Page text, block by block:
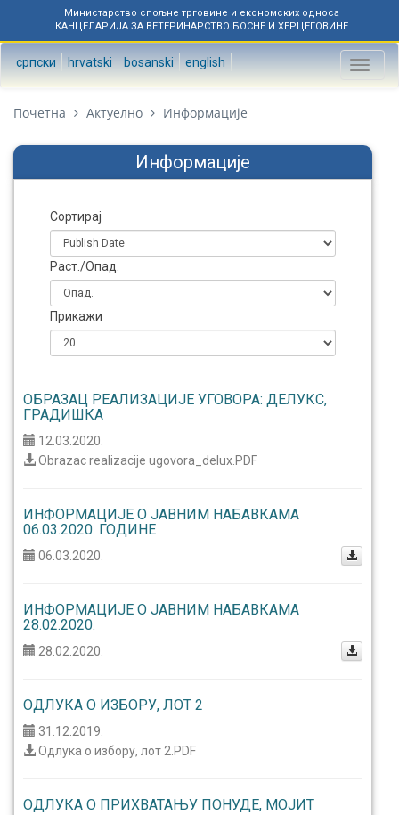
Министарство спољне трговине и економских односа
КАНЦЕЛАРИЈА ЗА ВЕТЕРИНАРСТВО БОСНЕ И ХЕРЦЕГОВИНЕ
српски hrvatski bosanski english
Toggle
Почетна Актуелно Информације
Информације
Сортирај
Раст./Опад.
Прикажи
ОБРАЗАЦ РЕАЛИЗАЦИЈЕ УГОВОРА: ДЕЛУКС,
ГРАДИШКА
12.03.2020.
Obrazac realizacije ugovora_delux.PDF
ИНФОРМАЦИЈЕ О ЈАВНИМ НАБАВКАМА
06.03.2020. ГОДИНЕ
06.03.2020.
ИНФОРМАЦИЈЕ О ЈАВНИМ НАБАВКАМА
28.02.2020.
28.02.2020.
ОДЛУКА О ИЗБОРУ, ЛОТ 2
31.12.2019.
Одлука о избору, лот 2.PDF
ОДЛУКА О ПРИХВАТАЊУ ПОНУДЕ, МОЈИТ